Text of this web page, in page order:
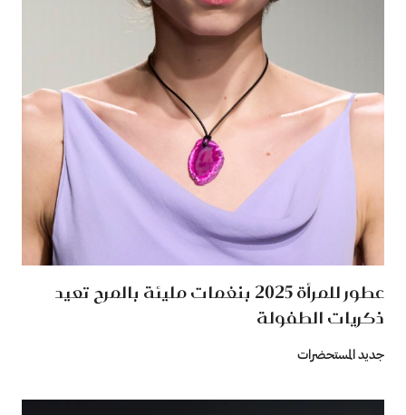
عطور للمرأة 2025 بنغمات مليئة بالمرح تعيد
ذكريات الطفولة
جديد المستحضرات